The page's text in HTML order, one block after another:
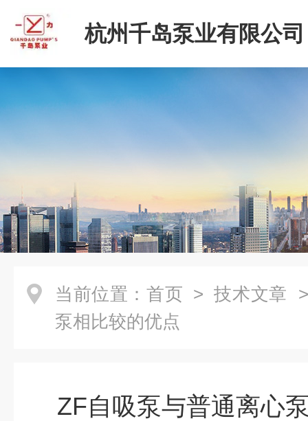
杭州千岛泵业有限公司
当前位置： 首页 > 技术文章
泵相比较的优点
ZF自吸泵与普通离心